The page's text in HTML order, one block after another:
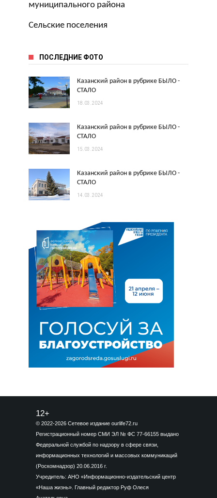
муниципального района
Сельские поселения
ПОСЛЕДНИЕ ФОТО
Казанский район в рубрике БЫЛО -
СТАЛО
18.03.2024
Казанский район в рубрике БЫЛО -
СТАЛО
15.03.2024
Казанский район в рубрике БЫЛО -
СТАЛО
14.03.2024
12+
© 2022-2026 Сетевое издание ourlife72.ru
Регистрационный номер СМИ ЭЛ № ФС 77-66155 выдано
Федеральной службой по надзору в сфере связи,
информационных технологий и массовых коммуникаций
(Роскомнадзор) 20.06.2016 г.
Учредитель: АНО «Информационно-издательский центр
«Наша жизнь». Главный редактор Руф Олеся